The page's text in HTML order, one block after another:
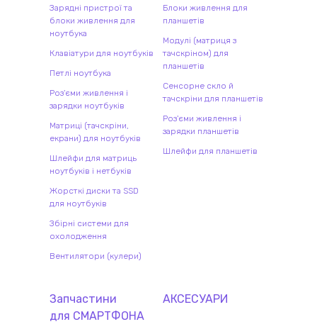
Зарядні пристрої та
блоки живлення для
ноутбука
Клавіатури для ноутбуків
Петлі ноутбука
Роз'єми живлення і
зарядки ноутбуків
Матриці (тачскріни,
екрани) для ноутбуків
Шлейфи для матриць
ноутбуків і нетбуків
Жорсткі диски та SSD
для ноутбуків
Збірні системи для
охолодження
Вентилятори (кулери)
Блоки живлення для
планшетів
Модулі (матриця з
тачскріном) для
планшетів
Сенсорне скло й
тачскріни для планшетів
Роз'єми живлення і
зарядки планшетів
Шлейфи для планшетів
Запчастини
для СМАРТФОНА
АКСЕСУАРИ